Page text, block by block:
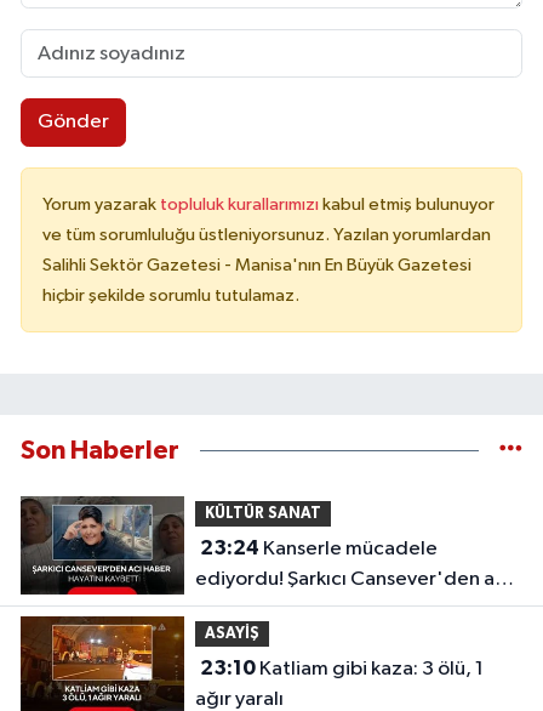
Gönder
Yorum yazarak topluluk kurallarımızı kabul etmiş bulunuyor
ve tüm sorumluluğu üstleniyorsunuz. Yazılan yorumlardan
Salihli Sektör Gazetesi - Manisa'nın En Büyük Gazetesi
hiçbir şekilde sorumlu tutulamaz.
Son Haberler
KÜLTÜR SANAT
23:24
ediyordu! Şarkıcı Cansever'den acı
haber, hayatını kaybetti
ASAYİŞ
23:10Katliam gibi kaza: 3 ölü, 1
ağır yaralı